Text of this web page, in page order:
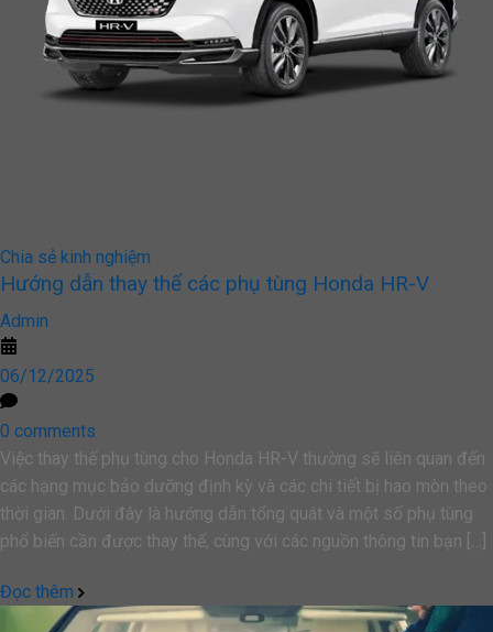
Chia sẻ kinh nghiệm
Hướng dẫn thay thế các phụ tùng Honda HR-V
Admin
06/12/2025
0 comments
Việc thay thế phụ tùng cho Honda HR-V thường sẽ liên quan đến
các hạng mục bảo dưỡng định kỳ và các chi tiết bị hao mòn theo
thời gian. Dưới đây là hướng dẫn tổng quát và một số phụ tùng
phổ biến cần được thay thế, cùng với các nguồn thông tin bạn […]
Đọc thêm